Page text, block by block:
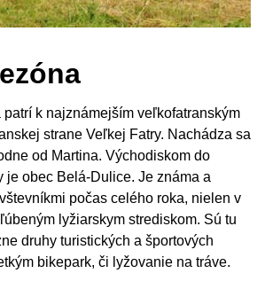
k najznámejším veľkofatranským
strane Veľkej Fatry. Nachádza sa
od Martina. Východiskom do
je obec Belá-Dulice. Je známa a
počas celého roka, nielen v
lyžiarskym strediskom. Sú tu
druhy turistických a športových
bikepark, či lyžovanie na tráve.